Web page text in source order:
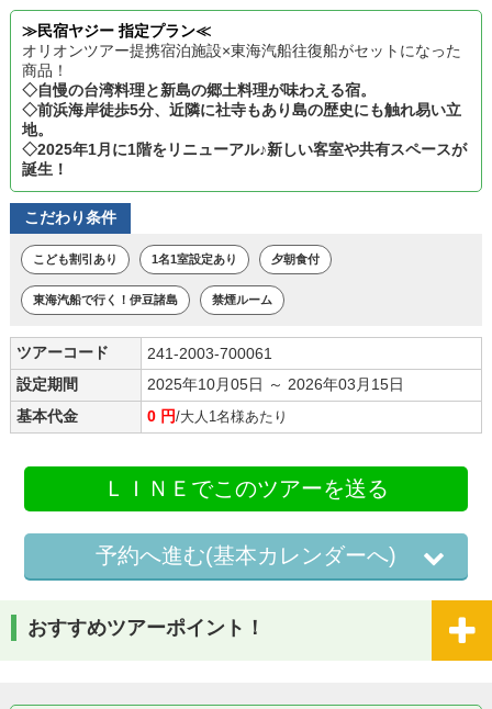
≫民宿ヤジー 指定プラン≪
オリオンツアー提携宿泊施設×東海汽船往復船がセットになった
商品！
◇自慢の台湾料理と新島の郷土料理が味わえる宿。
◇前浜海岸徒歩5分、近隣に社寺もあり島の歴史にも触れ易い立
地。
◇2025年1月に1階をリニューアル♪新しい客室や共有スペースが
誕生！
こだわり条件
こども割引あり 1名1室設定あり 夕朝食付
東海汽船で行く！伊豆諸島 禁煙ルーム
ツアーコード
241-2003-700061
設定期間
2025年10月05日 ～ 2026年03月15日
基本代金
0 円/大人1名様あたり
ＬＩＮＥでこのツアーを送る
予約へ進む(基本カレンダーへ)
おすすめツアーポイント！